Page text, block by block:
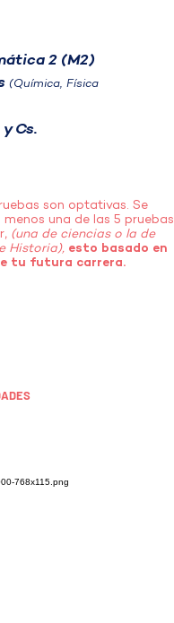
2 (M2)
(Química, Física
Cs.
son optativas. Se
una de las 5 pruebas
(una de ciencias o la de
Historia), esto basado en
tu futura carrera.